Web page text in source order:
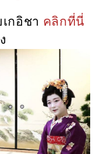
กอิชา คลิกที่นี่